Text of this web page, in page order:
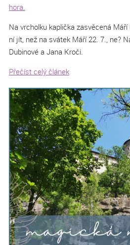
hora.
Na vrcholku kaplička zasvěcená
ní jít, než na svátek Máří 22. 7., ne?
Dubinové a Jana Kroči.
Přečíst celý článek